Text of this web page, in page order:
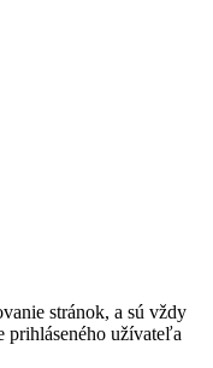
stránok, a sú vždy
prihláseného užívateľa